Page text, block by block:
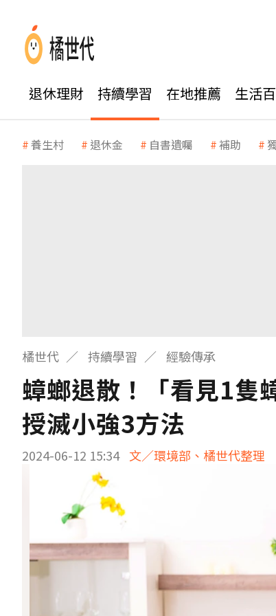
退休理財 持續學習 在地推薦 生活
養生村 退休金 自書遺囑 補助
橘世代 持續學習 經驗傳承
蟑螂退散！「看見1隻
授滅小強3方法
2024-06-12 15:34 文／環境部、橘世代整理